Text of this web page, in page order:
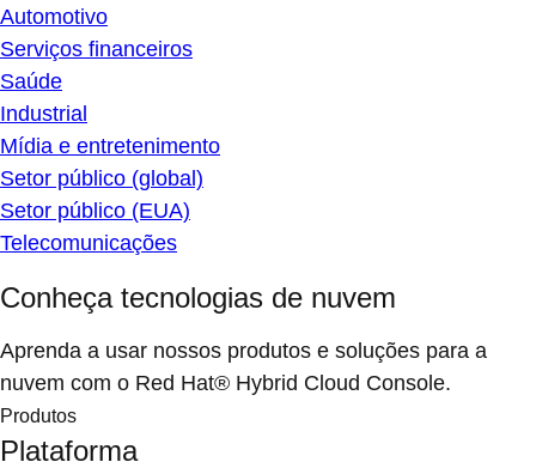
Automotivo
Serviços financeiros
Saúde
Industrial
Mídia e entretenimento
Setor público (global)
Setor público (EUA)
Telecomunicações
Conheça tecnologias de nuvem
Aprenda a usar nossos produtos e soluções para a
nuvem com o Red Hat® Hybrid Cloud Console.
Produtos
Plataforma